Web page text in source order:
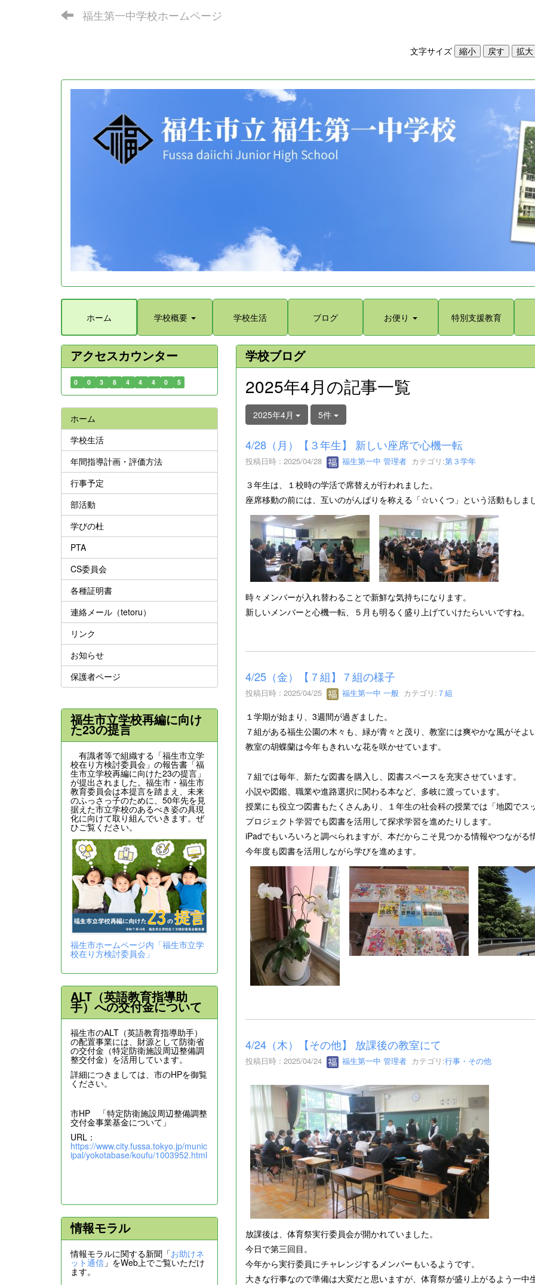
福生第一中学校ホームページ
文字サイズ
ホーム 学校概要 学校生活 ブログ お便り 特別支援教育
学校ブログ
2025年4月の記事一覧
2025年4月 5件
4/28（月）【３年生】 新しい座席で心機一転
投稿日時 : 2025/04/28 福生第一中 管理者カテゴリ:第３学年
３年生は、１校時の学活で席替えが行われました。
座席移動の前には、互いのがんばりを称える「☆いくつ」という活動もしまし
時々メンバーが入れ替わることで新鮮な気持ちになります。
新しいメンバーと心機一転、５月も明るく盛り上げていけたらいいですね。
4/25（金）【７組】７組の様子
投稿日時 : 2025/04/25 福生第一中 一般 カテゴリ: ７組
１学期が始まり、3週間が過ぎました。
７組がある福生公園の木々も、緑が青々と茂り、教室には爽やかな風がそよ
教室の胡蝶蘭は今年もきれいな花を咲かせています。
７組では毎年、新たな図書を購入し、図書スペースを充実させています。
小説や図鑑、職業や進路選択に関わる本など、多岐に渡っています。
授業にも役立つ図書もたくさんあり、１年生の社会科の授業では「地図でス
プロジェクト学習でも図書を活用して探求学習を進めたりします。
iPadでもいろいろと調べられますが、本だからこそ見つかる情報やつながる
今年度も図書を活用しながら学びを進めます。
4/24（木）【その他】 放課後の教室にて
投稿日時 : 2025/04/24 福生第一中 管理者カテゴリ:行事・その他
放課後は、体育祭実行委員会が開かれていました。
今日で第三回目。
今年から実行委員にチャレンジするメンバーもいるようです。
大きな行事なので準備は大変だと思いますが、体育祭が盛り上がるよう一中
アクセスカウンター
0 0 3 8 4 4 4 0 5
ホーム
学校生活
年間指導計画・評価方法
行事予定
部活動
学びの杜
PTA
CS委員会
各種証明書
連絡メール（tetoru）
リンク
お知らせ
保護者ページ
福生市立学校再編に向け
た23の提言
有識者等で組織する「福生市立学
校在り方検討委員会」の報告書「福
生市立学校再編に向けた23の提言」
が提出されました。福生市・福生市
教育委員会は本提言を踏まえ、未来
のふっさっ子のために、50年先を見
据えた市立学校のあるべき姿の具現
化に向けて取り組んでいきます。ぜ
ひご覧ください。
福生市ホームページ内「福生市立学
校在り方検討委員会」
ALT（英語教育指導助
手）への交付金について
福生市のALT（英語教育指導助手）
の配置事業には、財源として防衛省
の交付金（特定防衛施設周辺整備調
整交付金）を活用しています。
詳細につきましては、市のHPを御覧
ください。
市HP 「特定防衛施設周辺整備調整
交付金事業基金について」
URL：
https://www.city.fussa.tokyo.jp/munic
ipal/yokotabase/koufu/1003952.html
情報モラル
情報モラルに関する新聞「お助けネ
ット通信 」をWeb上でご覧いただけ
ます。